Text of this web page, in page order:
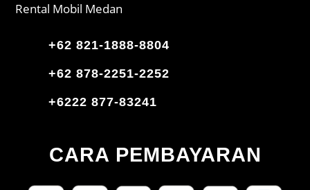
Rental Mobil Medan
+62 821-1888-8804
+62 878-2251-2252
+6222 877-83241
CARA PEMBAYARAN